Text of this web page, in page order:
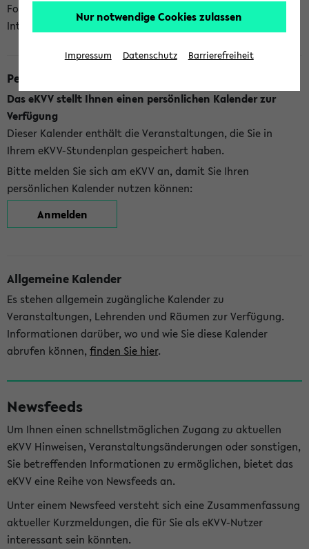
Folgende Kalender bietet Ihnen das eKVV derzeit zur
Integration an:
Persönlicher Kalender
Das eKVV stellt Ihnen einen persönlichen Kalender zur
Verfügung
Dieser Kalender enthält die Veranstaltungen, die Sie in
Ihrem eKVV-Stundenplan gespeichert haben.
Bitte melden Sie sich am eKVV an, damit Sie Ihren
persönlichen Kalender nutzen können:
Anmelden
Allgemeine Kalender
Es stehen allgemein zugängliche Kalender zu
Veranstaltungen, Lehrenden und Räumen zur Verfügung.
Informationen darüber, wo und wie Sie diese Kalender
abrufen können, finden Sie hier.
Newsfeeds
Um Ihnen einen schnellstmöglichen Zugang zu aktuellen
eKVV Hinweisen, Veranstaltungsänderungen oder sonstigen,
Sie betreffenden Informationen zu ermöglichen, bietet das
eKVV eine Reihe von Newsfeeds an.
Unter einem Newsfeed versteht sich eine Zusammenfassung
aktueller Kurzmeldungen, die für Sie als eKVV-Nutzer
interessant sein könnten.
Nur notwendige Cookies zulassen
Impressum Datenschutz Barrierefreiheit